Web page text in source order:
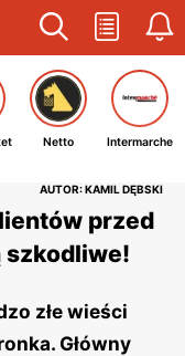
Netto Intermarche
AUTOR: KAMIL DĘBSKI
przed
szkodliwe!
złe wieści
Główny